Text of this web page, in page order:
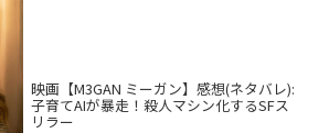
映画【M3GAN ミーガン】感想(ネタバレ):
子育てAIが暴走！殺人マシン化するSFス
リラー